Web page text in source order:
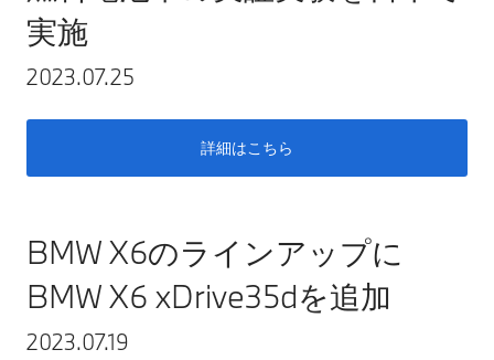
実施
2023.07.25
詳細はこちら
BMW X6のラインアップに
BMW X6 xDrive35dを追加
2023.07.19